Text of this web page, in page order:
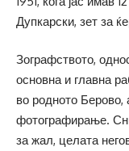
Дупкарски, зет за
Зографството,
основна и главна
во родното
фотографирање.
за жал, целата